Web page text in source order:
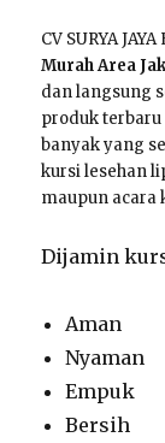
CV SURYA
Murah Area
dan langsung
produk terbaru
banyak yang
kursi lesehan
maupun acara
Dijamin
Aman
Nyaman
Empuk
Bersih